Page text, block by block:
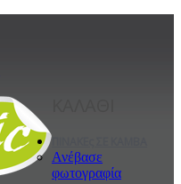
Ανέβασε
φωτογραφία